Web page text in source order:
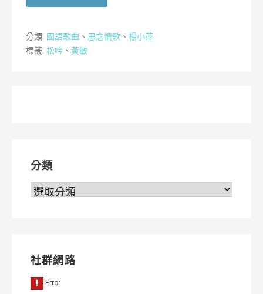
分類: 國語歌曲 、 思念情歌 、 楊小萍
標籤: 松吟 、 黃敏
分類
分
社群網路